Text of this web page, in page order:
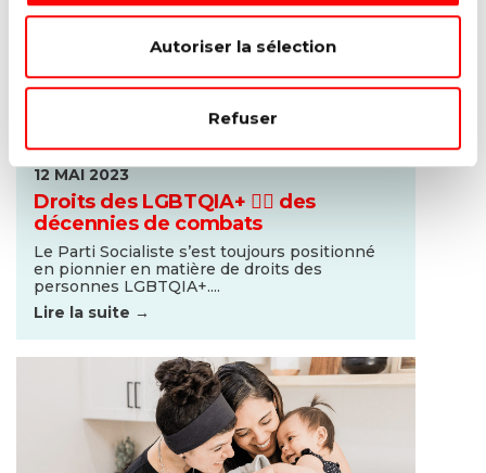
Autoriser la sélection
Refuser
12 MAI 2023
Droits des LGBTQIA+ 🏳️‍🌈 des
décennies de combats
Le Parti Socialiste s’est toujours positionné
en pionnier en matière de droits des
personnes LGBTQIA+....
Lire la suite →